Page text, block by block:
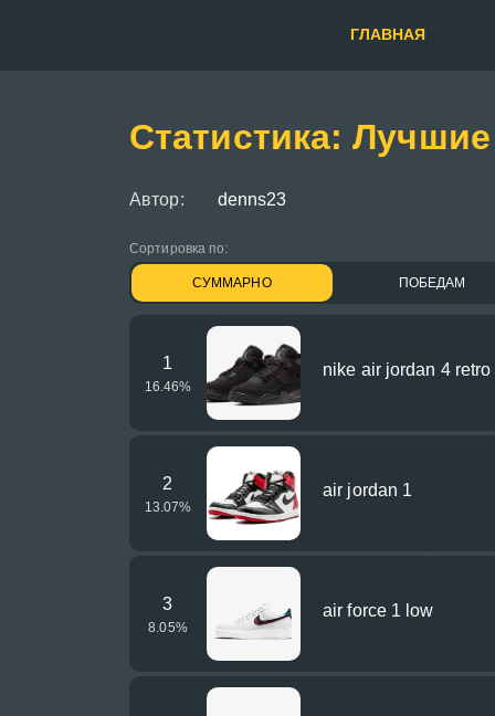
ГЛАВНАЯ
Статистика:
Автор: denns23
Сортировка по:
СУММАРНО ПОБЕДАМ
1
16.46%
nike air jordan 4 retro
2
13.07%
air jordan 1
3
8.05%
air force 1 low